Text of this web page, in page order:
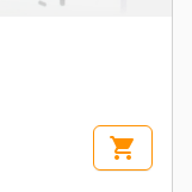
shopping_cart